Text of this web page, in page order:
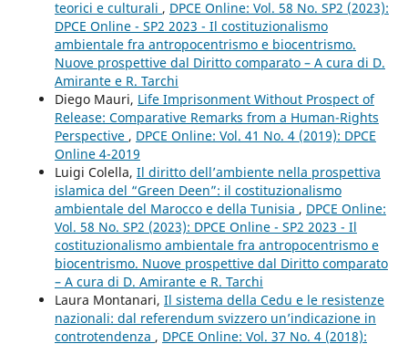
teorici e culturali , DPCE Online: Vol. 58 No. SP2 (2023):
DPCE Online - SP2 2023 - Il costituzionalismo
ambientale fra antropocentrismo e biocentrismo.
Nuove prospettive dal Diritto comparato – A cura di D.
Amirante e R. Tarchi
Diego Mauri, Life Imprisonment Without Prospect of
Release: Comparative Remarks from a Human-Rights
Perspective , DPCE Online: Vol. 41 No. 4 (2019): DPCE
Online 4-2019
Luigi Colella, Il diritto dell’ambiente nella prospettiva
islamica del “Green Deen”: il costituzionalismo
ambientale del Marocco e della Tunisia , DPCE Online:
Vol. 58 No. SP2 (2023): DPCE Online - SP2 2023 - Il
costituzionalismo ambientale fra antropocentrismo e
biocentrismo. Nuove prospettive dal Diritto comparato
– A cura di D. Amirante e R. Tarchi
Laura Montanari, Il sistema della Cedu e le resistenze
nazionali: dal referendum svizzero un’indicazione in
controtendenza , DPCE Online: Vol. 37 No. 4 (2018):